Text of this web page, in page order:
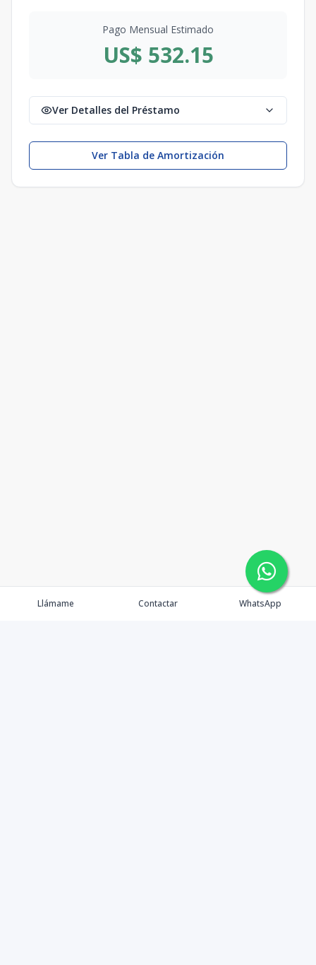
Pago Mensual Estimado
US$ 532.15
Ver Detalles del Préstamo
Ver Tabla de Amortización
Llámame Contactar WhatsApp